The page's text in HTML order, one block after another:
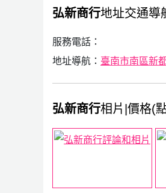
弘新商行地址交通導
服務電話：
地址導航： 臺南市南區新
弘新商行相片|價格(